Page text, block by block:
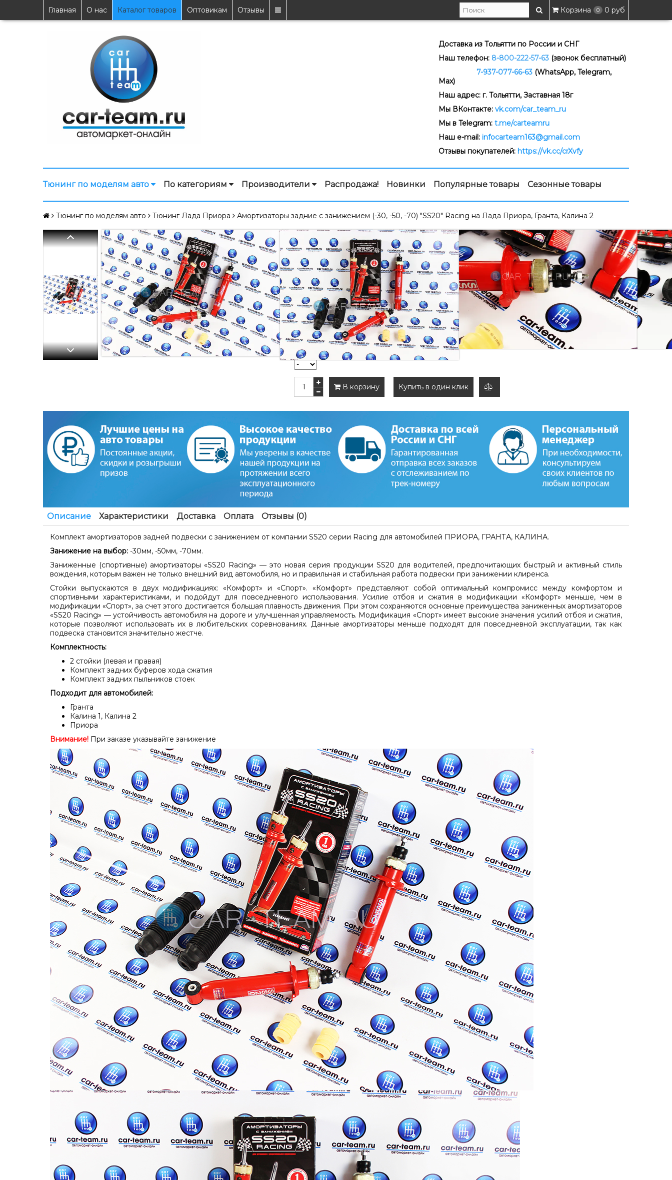
Главная О нас Каталог товаров Оптовикам Отзывы Корзина 0 0 руб
Доставка из Тольятти по России и СНГ
Наш телефон: 8-800-222-57-63 (звонок бесплатный)
7-937-077-66-63 (WhatsApp, Telegram,
Max)
Наш адрес: г. Тольятти, Заставная 18г
Мы ВКонтакте: vk.com/car_team_ru
Мы в Telegram: t.me/carteamru
Наш e-mail: infocarteam163@gmail.com
Отзывы покупателей: https://vk.cc/crXvfy
Тюнинг по моделям авто По категориям Производители Распродажа! Новинки Популярные товары Сезонные товары
Тюнинг по моделям авто Тюнинг Лада Приора Амортизаторы задние с занижением (-30, -50, -70) "SS20" Racing на Лада Приора, Гранта, Калина 2
АМОРТИЗАТОРЫ ЗАДНИЕ С ЗАНИЖЕНИЕМ (-30, -50, -70) "SS20"
RACING НА ЛАДА ПРИОРА, ГРАНТА, КАЛИНА 2
Комплект амортизаторов задней подвески с занижением
от компании SS20 серии Racing
для автомобилейПРИОРА, ГРАНТА, КАЛИНА.
Внимание!При заказе указывайте занижение
Артикул:139983787
Наличие:Есть в наличии
9 620 руб9 090 руб
В корзину Купить в один клик
сравнению
Описание Характеристики Доставка Оплата Отзывы (0)
Комплект амортизаторов задней подвески с занижением от компании SS20 серии Racing для автомобилей ПРИОРА, ГРАНТА, КАЛИНА.
Занижение на выбор: -30мм, -50мм, -70мм.
Заниженные (спортивные) амортизаторы «SS20 Racing» — это новая серия продукции SS20 для водителей, предпочитающих быстрый и активный стиль
вождения, которым важен не только внешний вид автомобиля, но и правильная и стабильная работа подвески при занижении клиренса.
Стойки выпускаются в двух модификациях: «Комфорт» и «Спорт». «Комфорт» представляют собой оптимальный компромисс между комфортом и
спортивными характеристиками, и подойдут для повседневного использования. Усилие отбоя и сжатия в модификации «Комфорт» меньше, чем в
модификации «Спорт», за счет этого достигается большая плавность движения. При этом сохраняются основные преимущества заниженных амортизаторов
«SS20 Racing» — устойчивость автомобиля на дороге и улучшенная управляемость. Модификация «Спорт» имеет высокие значения усилий отбоя и сжатия,
которые позволяют использовать их в любительских соревнованиях. Данные амортизаторы меньше подходят для повседневной эксплуатации, так как
подвеска становится значительно жестче.
Комплектность:
2 стойки (левая и правая)
Комплект задних буферов хода сжатия
Комплект задних пыльников стоек
Подходит для автомобилей:
Гранта
Калина 1, Калина 2
Приора
Внимание! При заказе указывайте занижение